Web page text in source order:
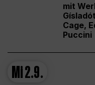
mit
Cage,
Puccini
Mi2.9.